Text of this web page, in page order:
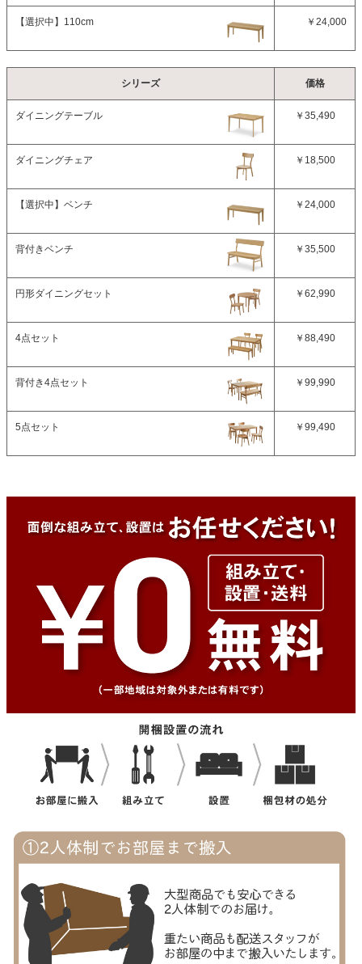
【選択中】 110cm ￥24,000
シリーズ 価格
ダイニングテーブル ￥35,490
ダイニングチェア ￥18,500
【選択中】 ベンチ ￥24,000
背付きベンチ ￥35,500
円形ダイニングセット ￥62,990
4点セット ￥88,490
背付き4点セット ￥99,990
5点セット ￥99,490